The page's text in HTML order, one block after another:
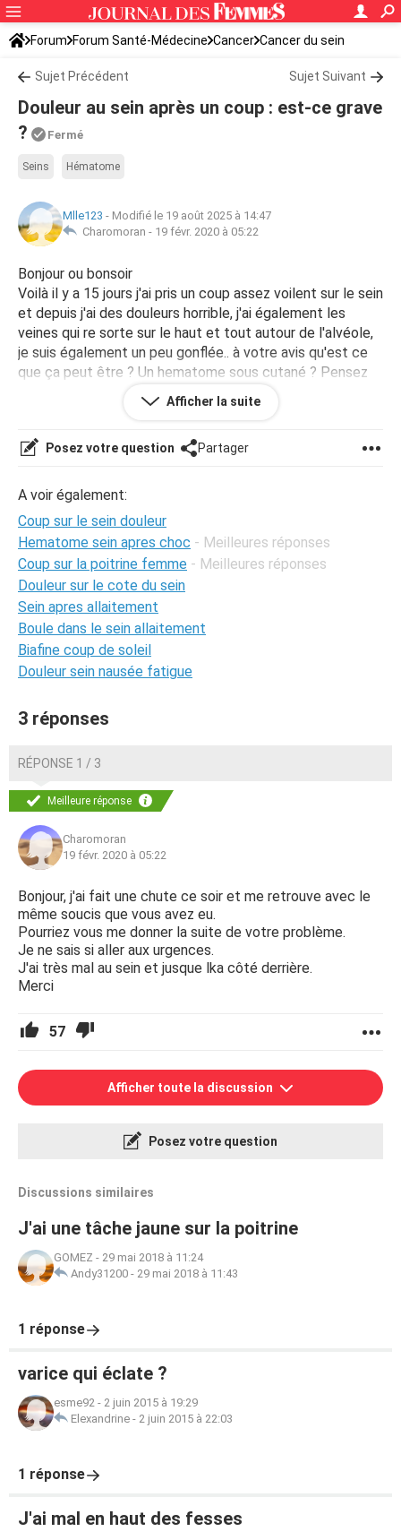
Forum Forum Santé-Médecine Cancer Cancer du sein
Sujet Précédent Sujet Suivant
Douleur au sein après un coup : est-ce grave
?
Fermé
Seins Hématome
Mlle123 - Modifié le 19 août 2025 à 14:47
Charomoran - 19 févr. 2020 à 05:22
Bonjour ou bonsoir
Voilà il y a 15 jours j'ai pris un coup assez voilent sur le sein
et depuis j'ai des douleurs horrible, j'ai également les
veines qui re sorte sur le haut et tout autour de l'alvéole,
je suis également un peu gonflée.. à votre avis qu'est ce
que ça peut être ? Un hematome sous cutané ? Pensez
vous que je dois aller voir le médecin ? Merci d'avance !
Afficher la suite
Posez votre question Partager
A voir également:
Coup sur le sein douleur
Hematome sein apres choc - Meilleures réponses
Coup sur la poitrine femme - Meilleures réponses
Douleur sur le cote du sein
Sein apres allaitement
Boule dans le sein allaitement
Biafine coup de soleil
Douleur sein nausée fatigue
3 réponses
RÉPONSE 1 / 3
Meilleure réponse
Charomoran
19 févr. 2020 à 05:22
Bonjour, j'ai fait une chute ce soir et me retrouve avec le
même soucis que vous avez eu.
Pourriez vous me donner la suite de votre problème.
Je ne sais si aller aux urgences.
J'ai très mal au sein et jusque lka côté derrière.
Merci
57
Afficher toute la discussion
Posez votre question
Discussions similaires
J'ai une tâche jaune sur la poitrine
GOMEZ - 29 mai 2018 à 11:24
Andy31200 - 29 mai 2018 à 11:43
1 réponse
varice qui éclate ?
esme92 - 2 juin 2015 à 19:29
Elexandrine - 2 juin 2015 à 22:03
1 réponse
J'ai mal en haut des fesses